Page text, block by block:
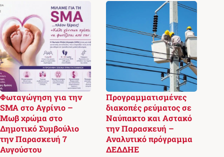
Φωταγώγηση για την
SMA στο Αγρίνιο –
Μωβ χρώμα στο
Δημοτικό Συμβούλιο
την Παρασκευή 7
Αυγούστου
Προγραμματισμένες
διακοπές ρεύματος σε
Ναύπακτο και Αστακό
την Παρασκευή –
Αναλυτικό πρόγραμμα
ΔΕΔΔΗΕ